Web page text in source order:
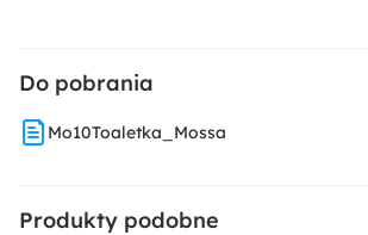
Do pobrania
Mo10Toaletka_Mossa
Produkty podobne